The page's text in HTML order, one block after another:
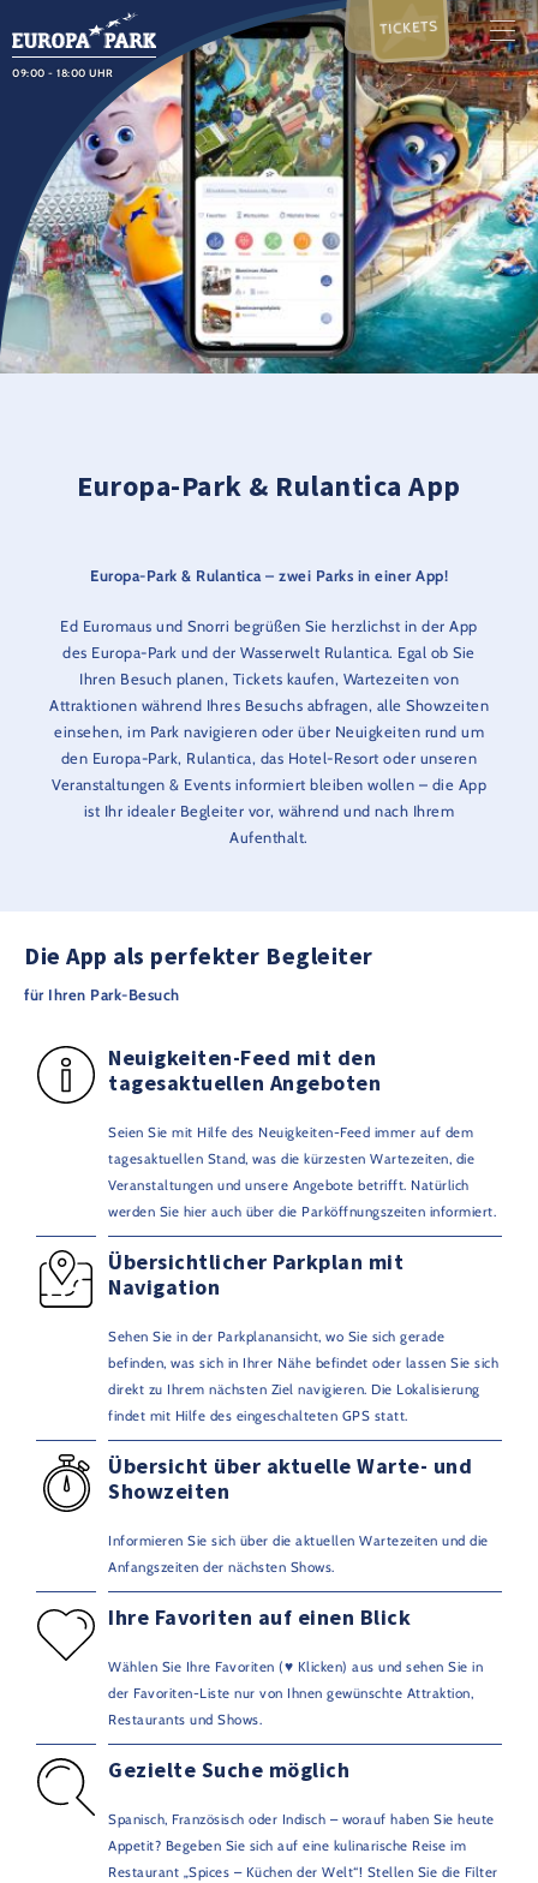
09:00 - 18:00 UHR
TICKETS
Europa-Park & Rulantica App
Europa-Park & Rulantica – zwei Parks in einer App!
Ed Euromaus und Snorri begrüßen Sie herzlichst in der App
des Europa-Park und der Wasserwelt Rulantica. Egal ob Sie
Ihren Besuch planen, Tickets kaufen, Wartezeiten von
Attraktionen während Ihres Besuchs abfragen, alle Showzeiten
einsehen, im Park navigieren oder über Neuigkeiten rund um
den Europa-Park, Rulantica, das Hotel-Resort oder unseren
Veranstaltungen & Events informiert bleiben wollen – die App
ist Ihr idealer Begleiter vor, während und nach Ihrem
Aufenthalt.
Die App als perfekter Begleiter
für Ihren Park-Besuch
Neuigkeiten-Feed mit den
tagesaktuellen Angeboten
Seien Sie mit Hilfe des Neuigkeiten-Feed immer auf dem
tagesaktuellen Stand, was die kürzesten Wartezeiten, die
Veranstaltungen und unsere Angebote betrifft. Natürlich
werden Sie hier auch über die Parköffnungszeiten informiert.
Übersichtlicher Parkplan mit
Navigation
Sehen Sie in der Parkplanansicht, wo Sie sich gerade
befinden, was sich in Ihrer Nähe befindet oder lassen Sie sich
direkt zu Ihrem nächsten Ziel navigieren. Die Lokalisierung
findet mit Hilfe des eingeschalteten GPS statt.
Übersicht über aktuelle Warte- und
Showzeiten
Informieren Sie sich über die aktuellen Wartezeiten und die
Anfangszeiten der nächsten Shows.
Ihre Favoriten auf einen Blick
Wählen Sie Ihre Favoriten (♥ Klicken) aus und sehen Sie in
der Favoriten-Liste nur von Ihnen gewünschte Attraktion,
Restaurants und Shows.
Gezielte Suche möglich
Spanisch, Französisch oder Indisch – worauf haben Sie heute
Appetit? Begeben Sie sich auf eine kulinarische Reise im
Restaurant „Spices – Küchen der Welt“! Stellen Sie die Filter